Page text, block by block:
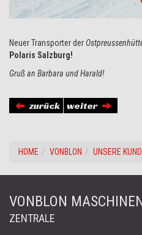
Neuer Transporter der
Polaris Salzburg!
Gruß an Barbara und Harald!
zurück weiter
HOME VONBLON UNSERE
VONBLON
ZENTRALE